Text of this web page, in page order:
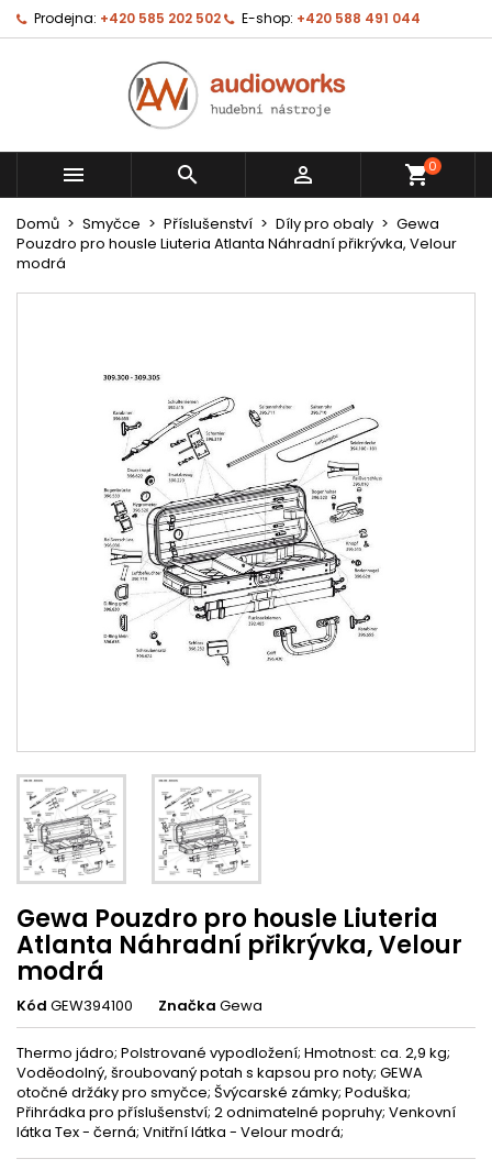
Prodejna: +420 585 202 502 E-shop: +420 588 491 044
   shopping_cart0
Domů Smyčce Příslušenství Díly pro obaly
Gewa
Pouzdro pro housle Liuteria Atlanta Náhradní přikrývka, Velour
modrá
Gewa Pouzdro pro housle Liuteria
Atlanta Náhradní přikrývka, Velour
modrá
Kód GEW394100 Značka Gewa
Thermo jádro; Polstrované vypodložení; Hmotnost: ca. 2,9 kg;
Voděodolný, šroubovaný potah s kapsou pro noty; GEWA
otočné držáky pro smyčce; Švýcarské zámky; Poduška;
Přihrádka pro příslušenství; 2 odnimatelné popruhy; Venkovní
látka Tex - černá; Vnitřní látka - Velour modrá;